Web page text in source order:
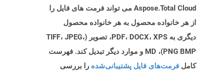
Aspose.Total Cloud می تواند فرمت های فایل را
از هر خانواده محصول به هر خانواده محصول
دیگری به PDF، DOCX، XPS، تصویر (TIFF، JPEG،
PNG BMP)، MD و موارد دیگر تبدیل کند. فهرست
کامل فرمت‌های فایل پشتیبانی‌شده را بررسی